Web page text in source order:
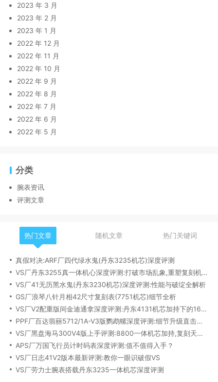
2023 年 3 月
2023 年 2 月
2023 年 1 月
2022 年 12 月
2022 年 11 月
2022 年 10 月
2022 年 9 月
2022 年 8 月
2022 年 7 月
2022 年 6 月
2022 年 5 月
分类
腕表资讯
评测文章
热门文章 随机文章 热门关键词
真假对决:ARF厂四代绿水鬼(丹东3235机芯)深度评测
VS厂丹东3255真一体机心深度评测:打破市场乱象,重塑复刻机芯新标杆​
VS厂41无历黑水鬼(丹东3230机芯)深度评测:性能与破绽全解析
GS厂浪琴八针月相42尺寸复刻表(7751机芯)细节全析
VS厂V2配重版间金迪通拿深度评测:丹东4131机芯加持下的165克精密之作​
PPF厂百达翡丽5712/1A-V3版鹦鹉螺深度评测:细节升级直击正品
VS厂黑盘海马300V4版上手评测:8800一体机芯加持,复刻天花板实至名归?
APS厂万国飞行员计时码表深度评测:值不值得入手？
VS厂日志41V2版本最新评测:教你一眼识破假VS
VS厂劳力士腕表搭载丹东3235一体机芯深度评测